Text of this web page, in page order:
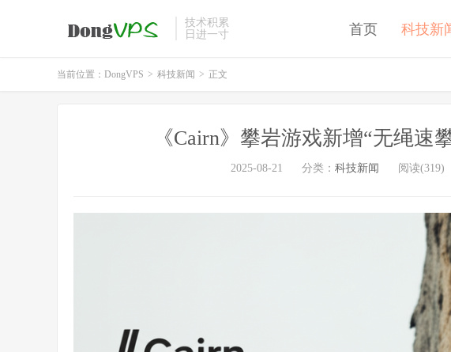
技术积累
日进一寸
首页 科技新
当前位置： DongVPS > 科技新闻 > 正文
《Cairn》攀岩游戏新增“无绳速
2025-08-21 分类： 科技新闻 阅读(319)